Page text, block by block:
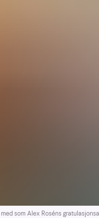
som Alex Roséns